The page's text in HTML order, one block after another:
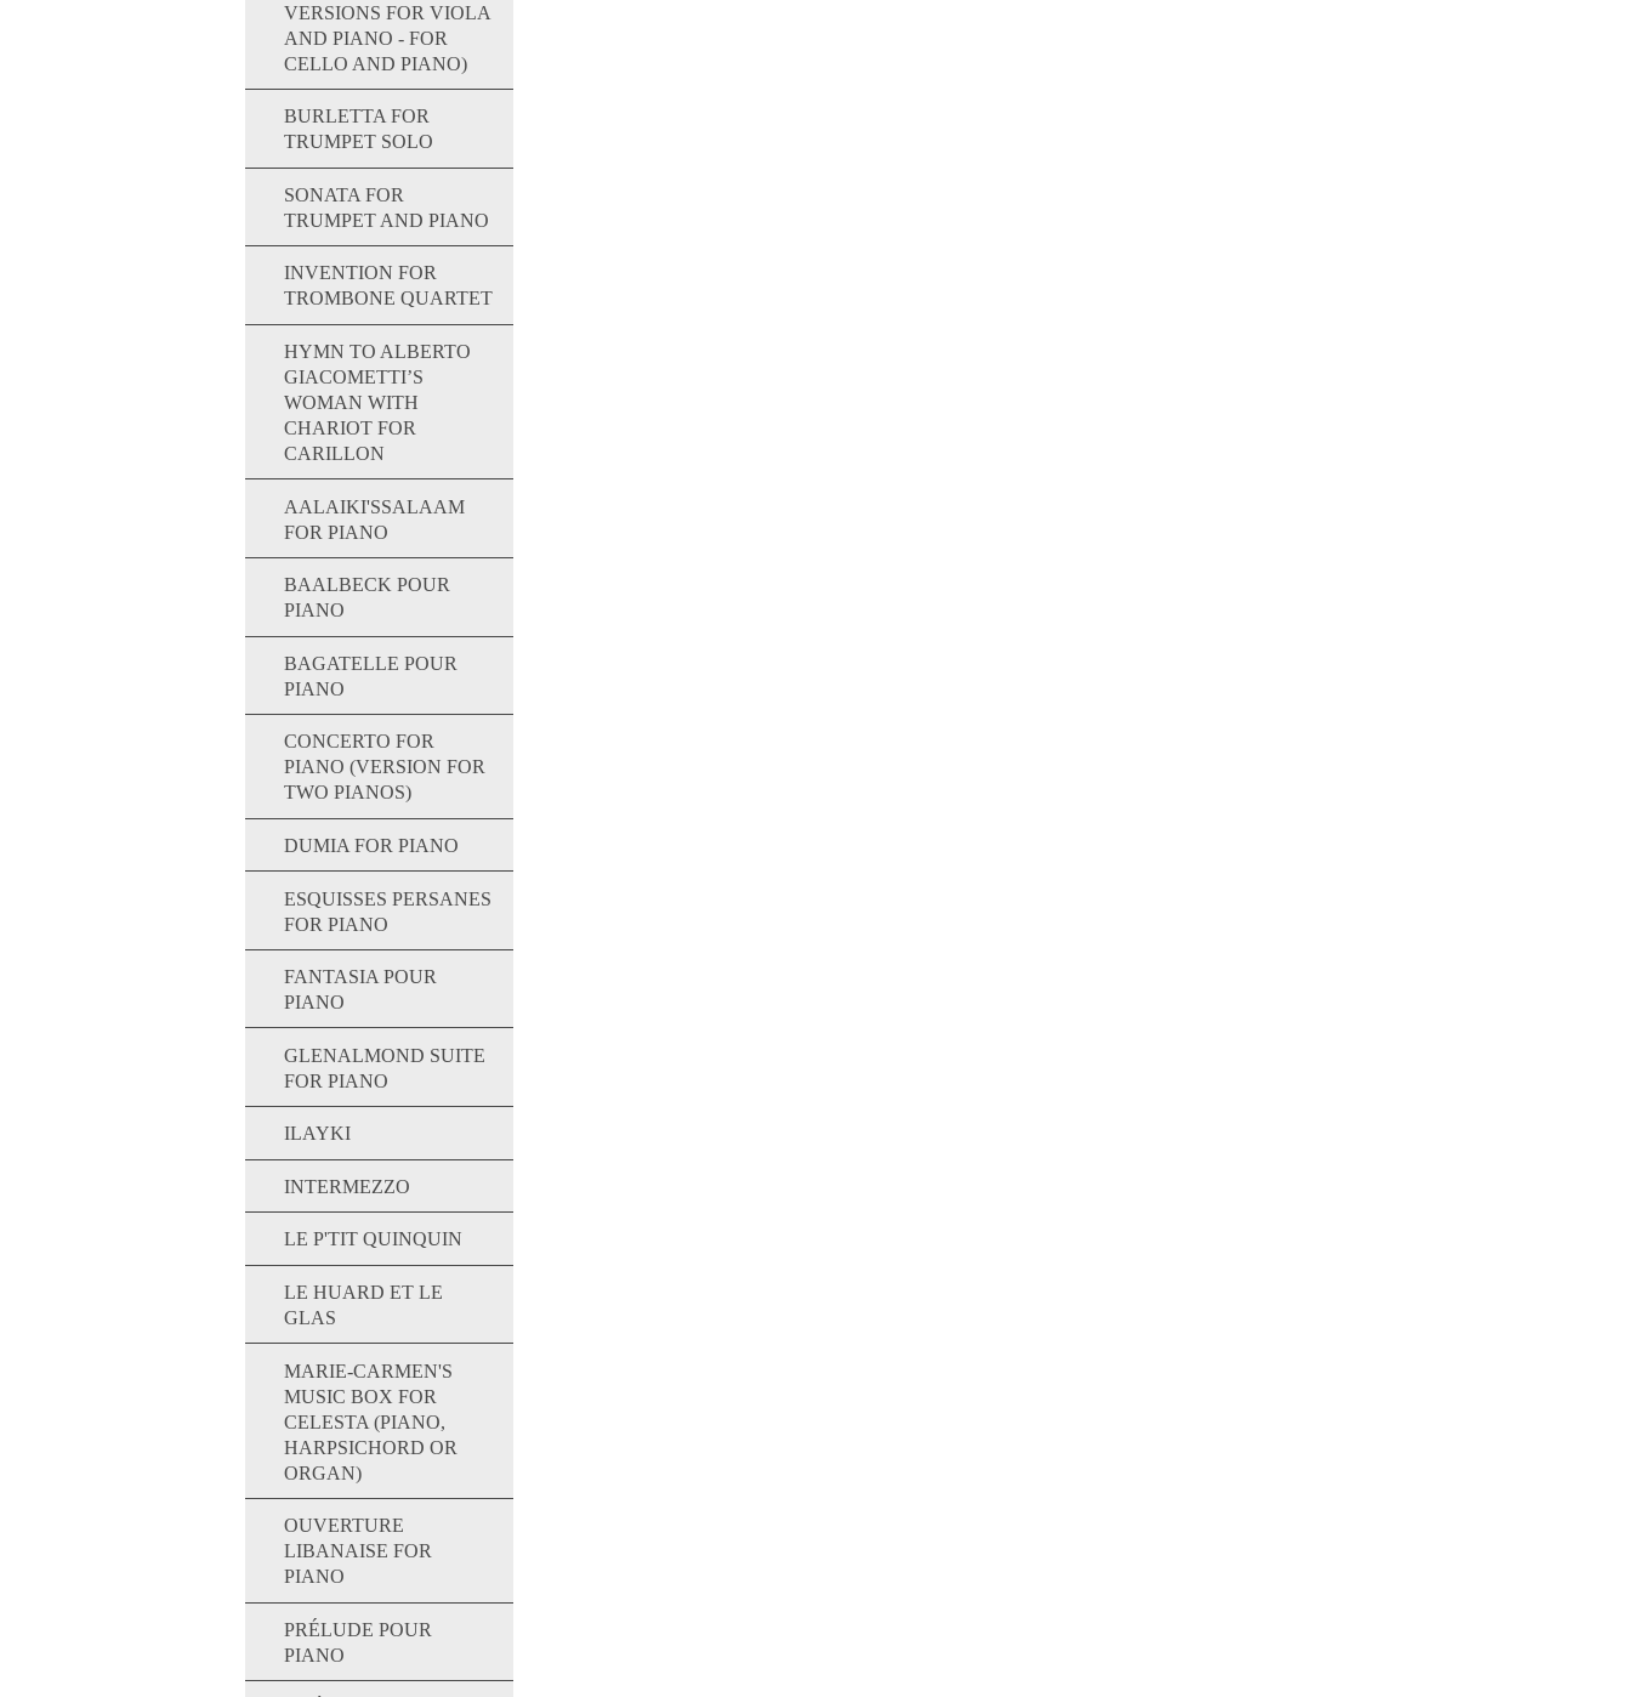
VERSIONS FOR VIOLA
AND PIANO - FOR
CELLO AND PIANO)
BURLETTA FOR
TRUMPET SOLO
SONATA FOR
TRUMPET AND PIANO
INVENTION FOR
TROMBONE QUARTET
HYMN TO ALBERTO
GIACOMETTI’S
WOMAN WITH
CHARIOT FOR
CARILLON
AALAIKI'SSALAAM
FOR PIANO
BAALBECK POUR
PIANO
BAGATELLE POUR
PIANO
CONCERTO FOR
PIANO (VERSION FOR
TWO PIANOS)
DUMIA FOR PIANO
ESQUISSES PERSANES
FOR PIANO
FANTASIA POUR
PIANO
GLENALMOND SUITE
FOR PIANO
ILAYKI
INTERMEZZO
LE P'TIT QUINQUIN
LE HUARD ET LE
GLAS
MARIE-CARMEN'S
MUSIC BOX FOR
CELESTA (PIANO,
HARPSICHORD OR
ORGAN)
OUVERTURE
LIBANAISE FOR
PIANO
PRÉLUDE POUR
PIANO